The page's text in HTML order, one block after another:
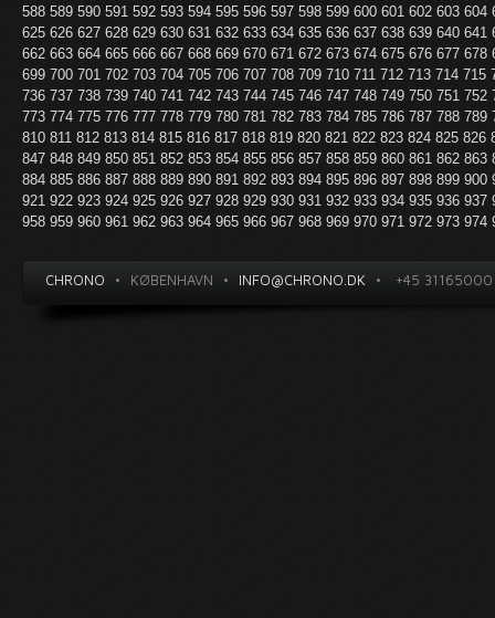
588 589 590 591 592 593 594 595 596 597 598 599 600 601 602 603 604
625 626 627 628 629 630 631 632 633 634 635 636 637 638 639 640 641
662 663 664 665 666 667 668 669 670 671 672 673 674 675 676 677 678
699 700 701 702 703 704 705 706 707 708 709 710 711 712 713 714 715
736 737 738 739 740 741 742 743 744 745 746 747 748 749 750 751 752
773 774 775 776 777 778 779 780 781 782 783 784 785 786 787 788 789
810 811 812 813 814 815 816 817 818 819 820 821 822 823 824 825 826
847 848 849 850 851 852 853 854 855 856 857 858 859 860 861 862 863
884 885 886 887 888 889 890 891 892 893 894 895 896 897 898 899 900
921 922 923 924 925 926 927 928 929 930 931 932 933 934 935 936 937
958 959 960 961 962 963 964 965 966 967 968 969 970 971 972 973 974
CHRONO • KØBENHAVN • INFO@CHRONO.DK • +45 31165000